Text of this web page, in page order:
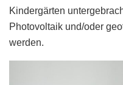
Kindergärten
Photovoltaik und/oder
werden.